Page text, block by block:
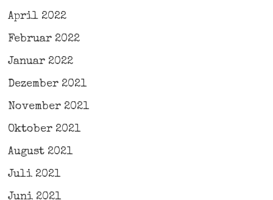
April 2022
Februar 2022
Januar 2022
Dezember 2021
November 2021
Oktober 2021
August 2021
Juli 2021
Juni 2021